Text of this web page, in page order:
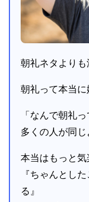
朝礼ネタより
朝礼って本当に
「なんで朝礼
多くの人が同じ
本当はもっと気
『ちゃんとし
る』